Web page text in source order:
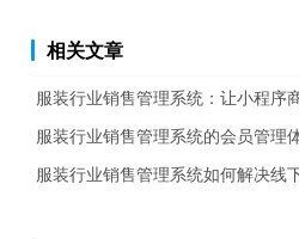
相关文章
服装行业销售管理系统：让小程序
服装行业销售管理系统的会员管理
服装行业销售管理系统如何解决线